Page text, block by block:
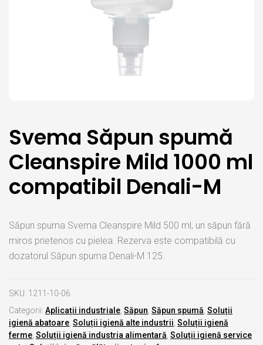
Svema Săpun spumă
Cleanspire Mild 1000 ml
compatibil Denali-M
Săpun spuma Svema Cleanspire Mild 500 ml, un săpun fără
miros prietenos cu pielea. Rezerva este compatibilă cu
dozatorul Săpun spuma Denali-M 125.
SKU: 1211-10-06
Categorii: Aplicații industriale, Săpun, Săpun spumă, Soluții
igienă abatoare, Soluții igienă alte industrii, Soluții igienă
ferme, Soluții igienă industria alimentară, Soluții igienă service